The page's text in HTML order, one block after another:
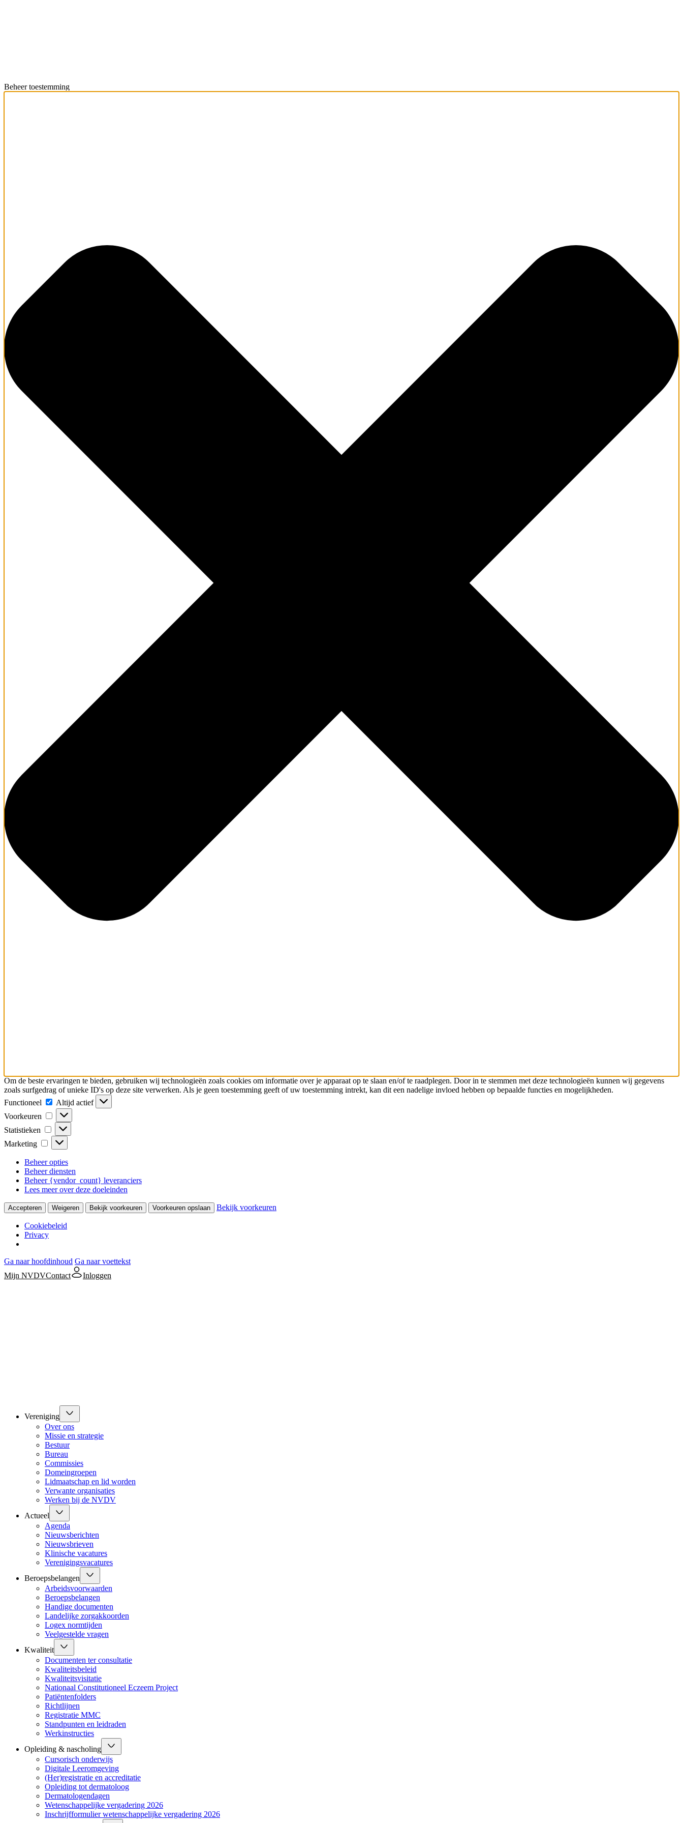
Beheer toestemming
Om de beste ervaringen te bieden, gebruiken wij technologieën zoals cookies om informatie over je apparaat op te slaan en/of te raadplegen. Door in te stemmen met deze technologieën kunnen wij gegevens
zoals surfgedrag of unieke ID's op deze site verwerken. Als je geen toestemming geeft of uw toestemming intrekt, kan dit een nadelige invloed hebben op bepaalde functies en mogelijkheden.
Functioneel
Functioneel
Altijd actief
Voorkeuren
Voorkeuren
Statistieken Statistieken
Marketing Marketing
Beheer opties
Beheer diensten
Beheer {vendor_count} leveranciers
Lees meer over deze doeleinden
Accepteren Weigeren Bekijk voorkeuren Voorkeuren opslaan Bekijk voorkeuren
Cookiebeleid
Privacy
Ga naar hoofdinhoud Ga naar voettekst
Mijn NVDVContact Inloggen
Vereniging
Over ons
Missie en strategie
Bestuur
Bureau
Commissies
Domeingroepen
Lidmaatschap en lid worden
Verwante organisaties
Werken bij de NVDV
Actueel
Agenda
Nieuwsberichten
Nieuwsbrieven
Klinische vacatures
Verenigingsvacatures
Beroepsbelangen
Arbeidsvoorwaarden
Beroepsbelangen
Handige documenten
Landelijke zorgakkoorden
Logex normtijden
Veelgestelde vragen
Kwaliteit
Documenten ter consultatie
Kwaliteitsbeleid
Kwaliteitsvisitatie
Nationaal Constitutioneel Eczeem Project
Patiëntenfolders
Richtlijnen
Registratie MMC
Standpunten en leidraden
Werkinstructies
Opleiding & nascholing
Cursorisch onderwijs
Digitale Leeromgeving
(Her)registratie en accreditatie
Opleiding tot dermatoloog
Dermatologendagen
Wetenschappelijke vergadering 2026
Inschrijfformulier wetenschappelijke vergadering 2026